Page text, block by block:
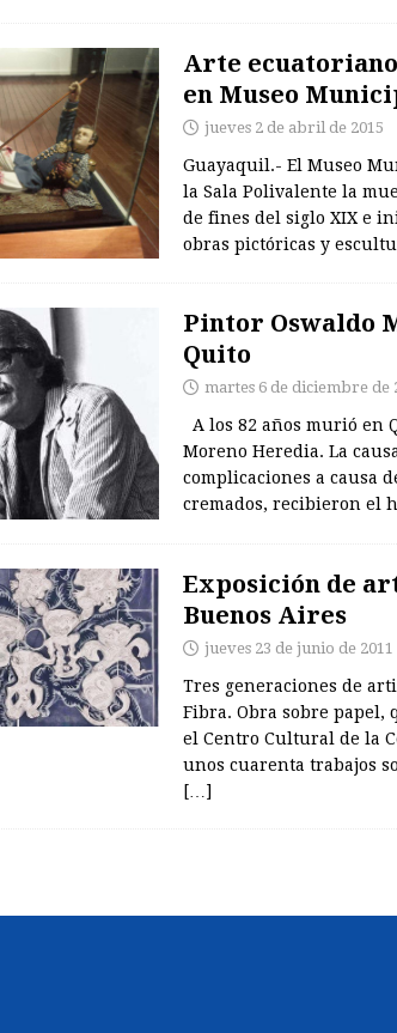
Arte
en Museo
jueves 2 de abril de 2015
Guayaquil.- El Museo
la Sala Polivalente la
de fines del siglo XIX e
obras pictóricas y
Pintor Oswaldo
Quito
martes 6 de diciembre de
A los 82 años murió en
Moreno Heredia. La
complicaciones a causa
cremados, recibieron el
Exposición de
Buenos Aires
jueves 23 de junio de 2011
Tres generaciones de
Fibra. Obra sobre papel,
el Centro Cultural de la
unos cuarenta trabajos
[…]